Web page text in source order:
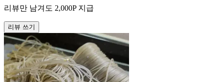
리뷰만 남겨도 2,000P 지급
리뷰 쓰기